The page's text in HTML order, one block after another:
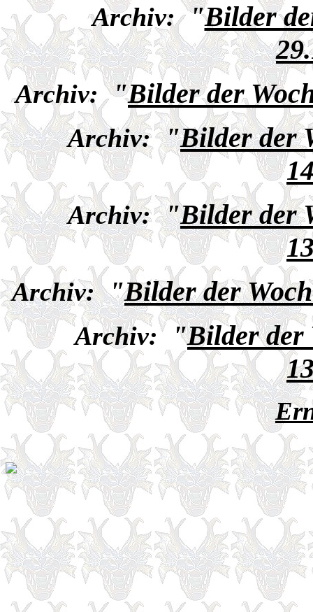
Archiv:"Bilder
Archiv: "Bilder der
Archiv:"Bilder der
Archiv:"Bilder der
Archiv:"Bilder der
Archiv:"Bilder der